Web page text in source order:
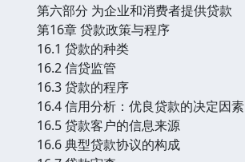
第六部分 为企业和消费者提供贷款
第16章 贷款政策与程序
16.1 贷款的种类
16.2 信贷监管
16.3 贷款的程序
16.4 信用分析：优良贷款的决定因素
16.5 贷款客户的信息来源
16.6 典型贷款协议的构成